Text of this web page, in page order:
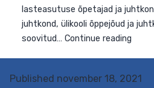
võimestavad tegevused
spetsialistide poolt. Väljundid
võrgustikutegevuse kava.
Published november 18, 2021